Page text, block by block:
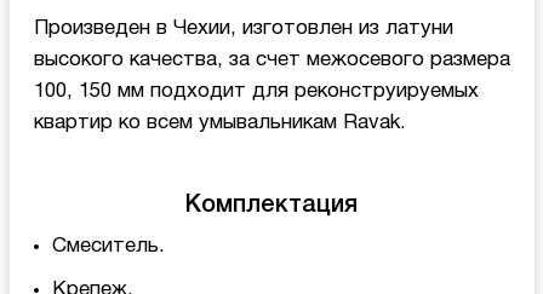
Произведен в Чехии, изготовлен из латуни
высокого качества, за счет межосевого размера
100, 150 мм подходит для реконструируемых
квартир ко всем умывальникам Ravak.
Комплектация
Смеситель.
Крепеж.